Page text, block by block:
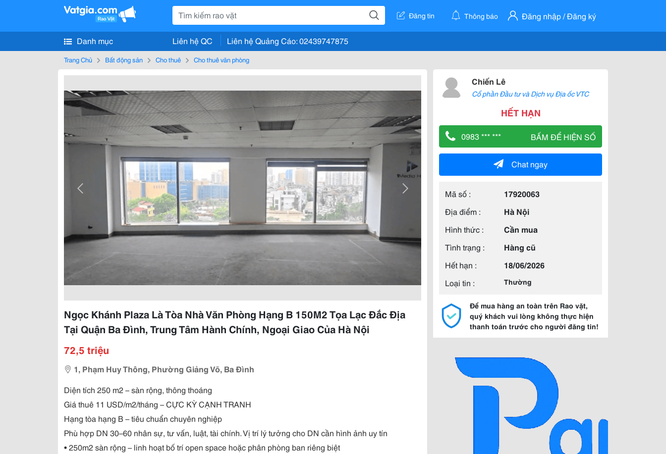
Đăng tin Thông báo Đăng nhập / Đăng ký
Danh mục Liên hệ QC Liên hệ Quảng Cáo: 02439747875
Trang Chủ Bất động sản Cho thuê Cho thuê văn phòng
Ngọc Khánh Plaza Là Tòa Nhà Văn Phòng Hạng B 150M2 Tọa Lạc Đắc Địa
Tại Quận Ba Đình, Trung Tâm Hành Chính, Ngoại Giao Của Hà Nội
72,5 triệu
1, Phạm Huy Thông, Phường Giảng Võ, Ba Đình
Diện tích 250 m2 – sàn rộng, thông thoáng
Giá thuê 11 USD/m2/tháng – CỰC KỲ CẠNH TRANH
Hạng tòa hạng B – tiêu chuẩn chuyên nghiệp
Phù hợp DN 30–60 nhân sự, tư vấn, luật, tài chính. Vị trí lý tưởng cho DN cần hình ảnh uy tín
• 250m2 sàn rộng – linh hoạt bố trí open space hoặc phân phòng ban riêng biệt
Chiến Lê
Cổ phần Đầu tư và Dịch vụ Địa ốc VTC
HẾT HẠN
0983 *** *** BẤM ĐỂ HIỆN SỐ
Chat ngay
Mã số :
17920063
Địa điểm :
Hà Nội
Hình thức :
Cần mua
Tình trạng :
Hàng cũ
Hết hạn :
18/06/2026
Loại tin :
Thường
Để mua hàng an toàn trên Rao vặt,
quý khách vui lòng không thực hiện
thanh toán trước cho người đăng tin!